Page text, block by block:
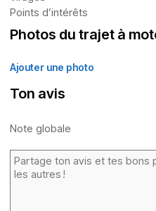
Points d’intérêts
Photos du trajet à
Ajouter une photo
Ton avis
Note globale